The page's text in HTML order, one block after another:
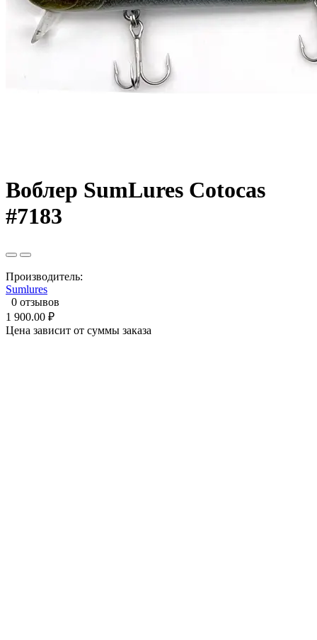
Воблер SumLures Cotocas
#7183
Производитель:
Sumlures
0 отзывов
1 900.00 ₽
Цена зависит от суммы заказа